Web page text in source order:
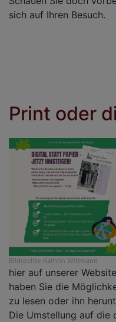
sich auf Ihren Besuch.
Print oder
Bildrechte Kathrin Wittmann
hier auf unserer
haben Sie die
zu lesen oder ihn
Die Umstellung auf die